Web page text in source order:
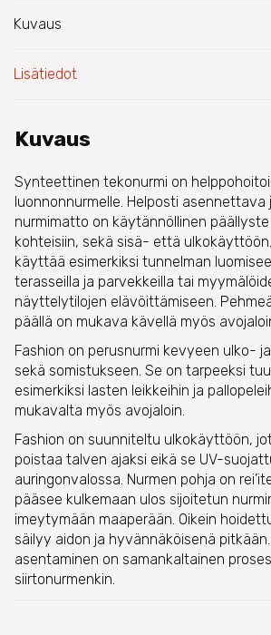
Kuvaus
Lisätiedot
Kuvaus
Synteettinen tekonurmi on
luonnonnurmelle. Helposti
nurmimatto on käytännöllinen päällyste
kohteisiin, sekä sisä- että
käyttää esimerkiksi tunnelman
terasseilla ja parvekkeilla tai
näyttelytilojen elävöittämiseen.
päällä on mukava kävellä myös
Fashion on perusnurmi kevyeen ulko-
sekä somistukseen. Se on tarpeeksi
esimerkiksi lasten leikkeihin ja
mukavalta myös avojaloin.
Fashion on suunniteltu ulkokäyttöön,
poistaa talven ajaksi eikä se UV-
auringonvalossa. Nurmen pohja on
pääsee kulkemaan ulos sijoitetun
imeytymään maaperään. Oikein
säilyy aidon ja hyvännäköisenä
asentaminen on samankaltainen
siirtonurmenkin.